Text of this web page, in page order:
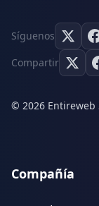
Síguenos
Compartir
© 2026 Entireweb
Compañía